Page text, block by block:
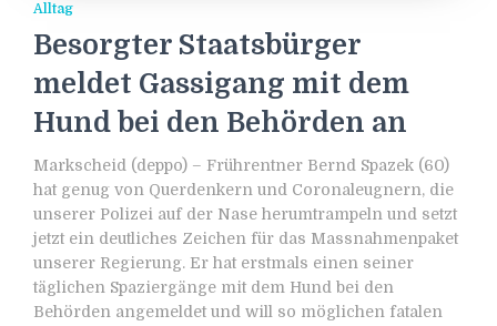
Alltag
Besorgter Staatsbürger
meldet Gassigang mit dem
Hund bei den Behörden an
Markscheid (deppo) – Frührentner Bernd Spazek (60)
hat genug von Querdenkern und Coronaleugnern, die
unserer Polizei auf der Nase herumtrampeln und setzt
jetzt ein deutliches Zeichen für das Massnahmenpaket
unserer Regierung. Er hat erstmals einen seiner
täglichen Spaziergänge mit dem Hund bei den
Behörden angemeldet und will so möglichen fatalen